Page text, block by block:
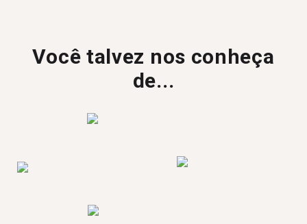
Você talvez nos conheça
de...